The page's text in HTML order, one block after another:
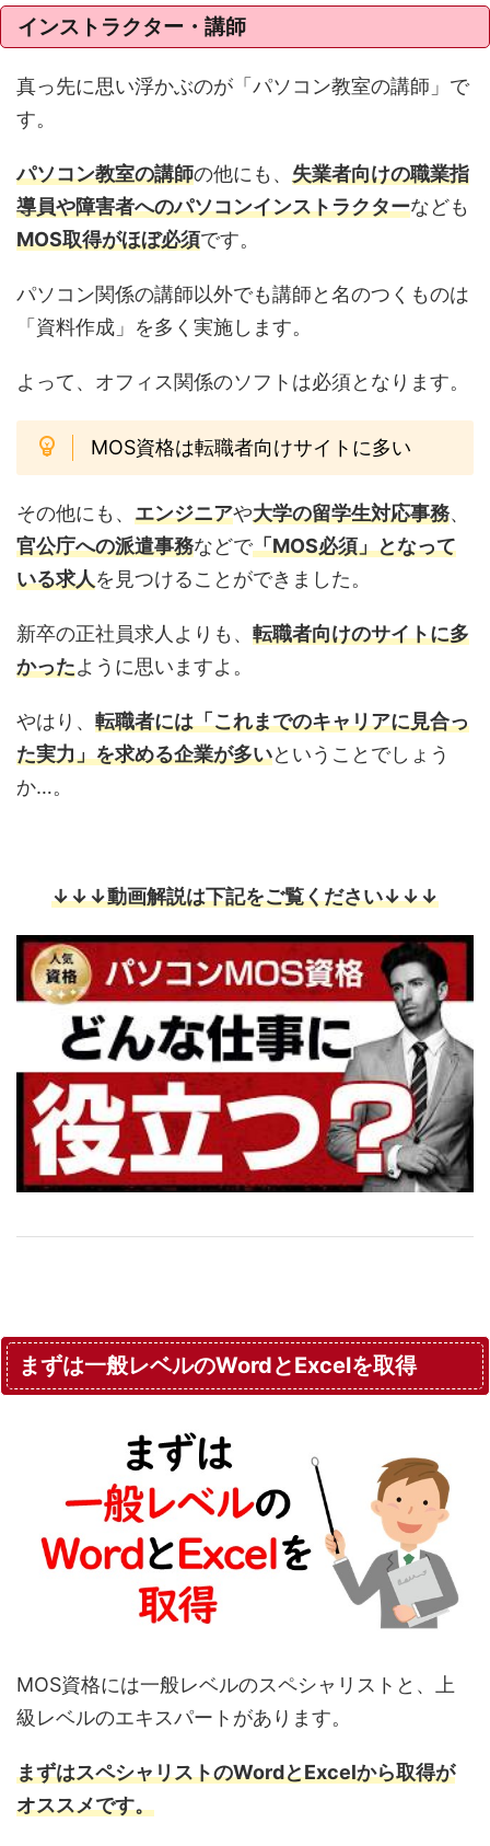
インストラクター・講師
真っ先に思い浮かぶのが「パソコン教室の講師」で
す。
パソコン教室の講師の他にも、 失業者向けの職業指
導員や障害者へのパソコンインストラクターなども
MOS取得がほぼ必須です。
パソコン関係の講師以外でも講師と名のつくものは
「資料作成」を多く実施します。
よって、オフィス関係のソフトは必須となります。
MOS資格は転職者向けサイトに多い
その他にも、 エンジニアや大学の留学生対応事務、
官公庁への派遣事務などで「MOS必須」となって
いる求人を見つけることができました。
新卒の正社員求人よりも、 転職者向けのサイトに多
かったように思いますよ。
やはり、 転職者には「これまでのキャリアに見合っ
た実力」を求める企業が多いということでしょう
か…。
↓↓↓動画解説は下記をご覧ください↓↓↓
まずは一般レベルのWordとExcelを取得
MOS資格には一般レベルのスペシャリストと、上
級レベルのエキスパートがあります。
まずはスペシャリストのWordとExcelから取得が
オススメです。